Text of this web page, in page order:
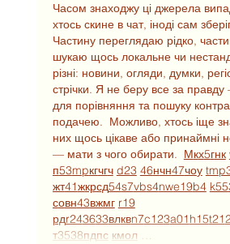
Часом знаходжу ці джерела
хтось скине в чат, іноді сам
Частину переглядаю рідко,
шукаю щось локальне чи
різні: новини, огляди, думки,
стрічки. Я не беру все за
для порівняння та пошуку
подачею.  Можливо, хтось іще
них щось цікаве або принаймні
— мати з чого обирати. Мкх5гнк
п53mpкгчгч d23 46нчн47чоу
жт41жкрсд54s7vbs4nwe19b4 k55
совн43вжмг r19
рдr243633влквn7c123a01h15t21
т3538пдпс кмол …